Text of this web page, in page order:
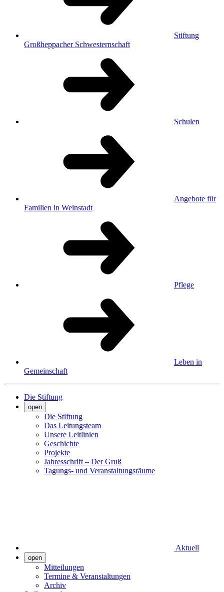
Stiftung
Großheppacher Schwesternschaft
Schulen
Angebote für
Familien in Weinstadt
Pflege
Leben in
Gemeinschaft
Die Stiftung
open
Die Stiftung
Das Leitungsteam
Unsere Leitlinien
Geschichte
Projekte
Jahresschrift – Der Gruß
Tagungs- und Veranstaltungsräume
Aktuell
open
Mitteilungen
Termine & Veranstaltungen
Archiv